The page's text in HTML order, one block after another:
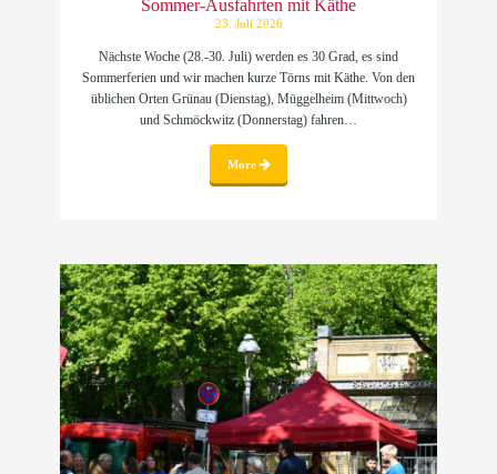
Sommer-Ausfahrten mit Käthe
23. Juli 2026
Nächste Woche (28.-30. Juli) werden es 30 Grad, es sind
Sommerferien und wir machen kurze Törns mit Käthe. Von den
üblichen Orten Grünau (Dienstag), Müggelheim (Mittwoch)
und Schmöckwitz (Donnerstag) fahren…
More